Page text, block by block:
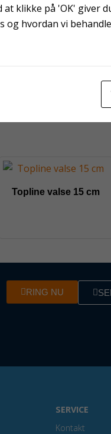
Topline valse 15 cm
RING NU
SERVICE
Kontakt
klikke på 'OK' giver
og hvordan vi